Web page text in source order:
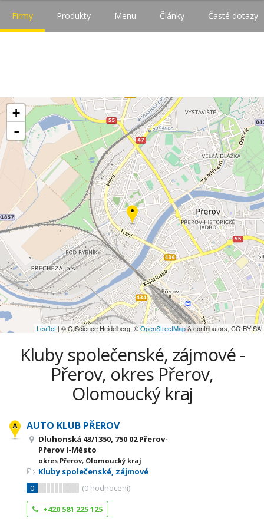
Firmy Produkty Menu Články Časté dotazy
+
-
Leaflet | © GIScience Heidelberg, ©OpenStreetMap& contributors, CC-BY-SA
Kluby společenské, zájmové -
Přerov, okres Přerov,
Olomoucký kraj
AUTO KLUB PŘEROV
Dluhonská 43/1350, 750 02 Přerov-
Přerov I-Město
okres Přerov, Olomoucký kraj
Kluby společenské, zájmové
0
(0 hodnocení)
+420 581 225 125